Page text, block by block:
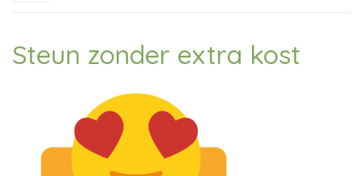
Steun zonder extra kost